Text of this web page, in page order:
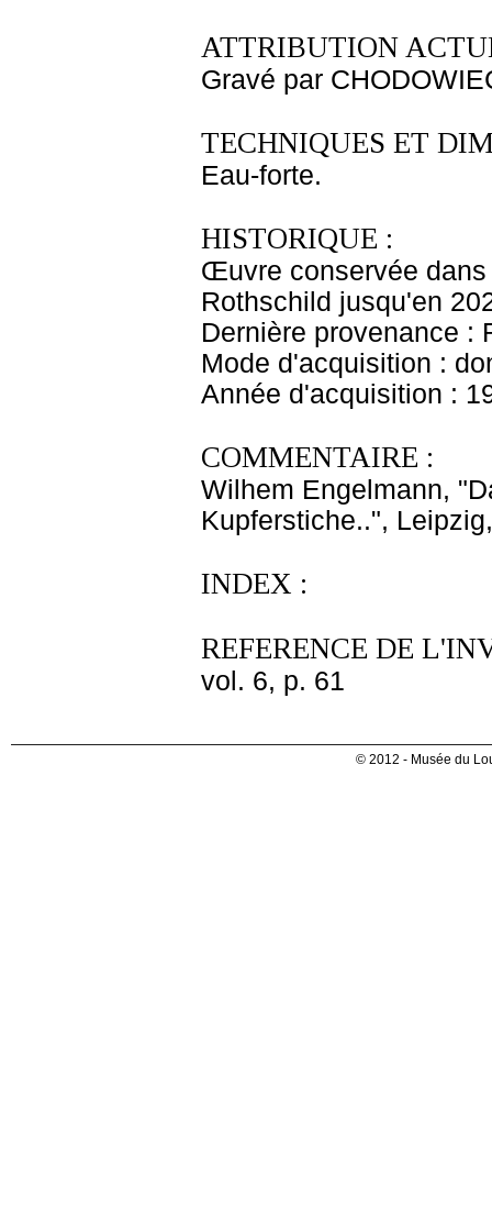
ATTRIBUTION
Gravé par
TECHNIQUES ET
Eau-forte.
HISTORIQUE :
Œuvre conservée dans
Rothschild jusqu'en
Dernière provenance :
Mode d'acquisition :
Année d'acquisition :
COMMENTAIRE :
Wilhem Engelmann,
Kupferstiche..",
INDEX :
REFERENCE DE
vol. 6, p. 61
© 2012 - Musée du